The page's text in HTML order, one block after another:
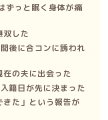
ずっと眠く身体が痛
双した
後に合コンに誘われ
の夫に出会った
籍日が先に決まった
た」という報告が